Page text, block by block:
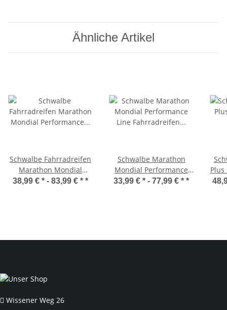
Ähnliche Artikel
Schwalbe Fahrradreifen
Marathon Mondial
Performance RaceGuard
38,99 € * - 83,99 € * *
Schwalbe Marathon
Mondial Performance
Line Fahrradreifen
33,99 € * - 77,99 € * *
Plus
Wissener Weg 26